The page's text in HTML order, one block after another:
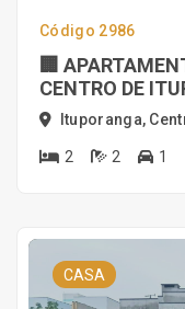
Código 2986
🏢
CENTRO DE
Ituporanga,
2 2 1
CASA